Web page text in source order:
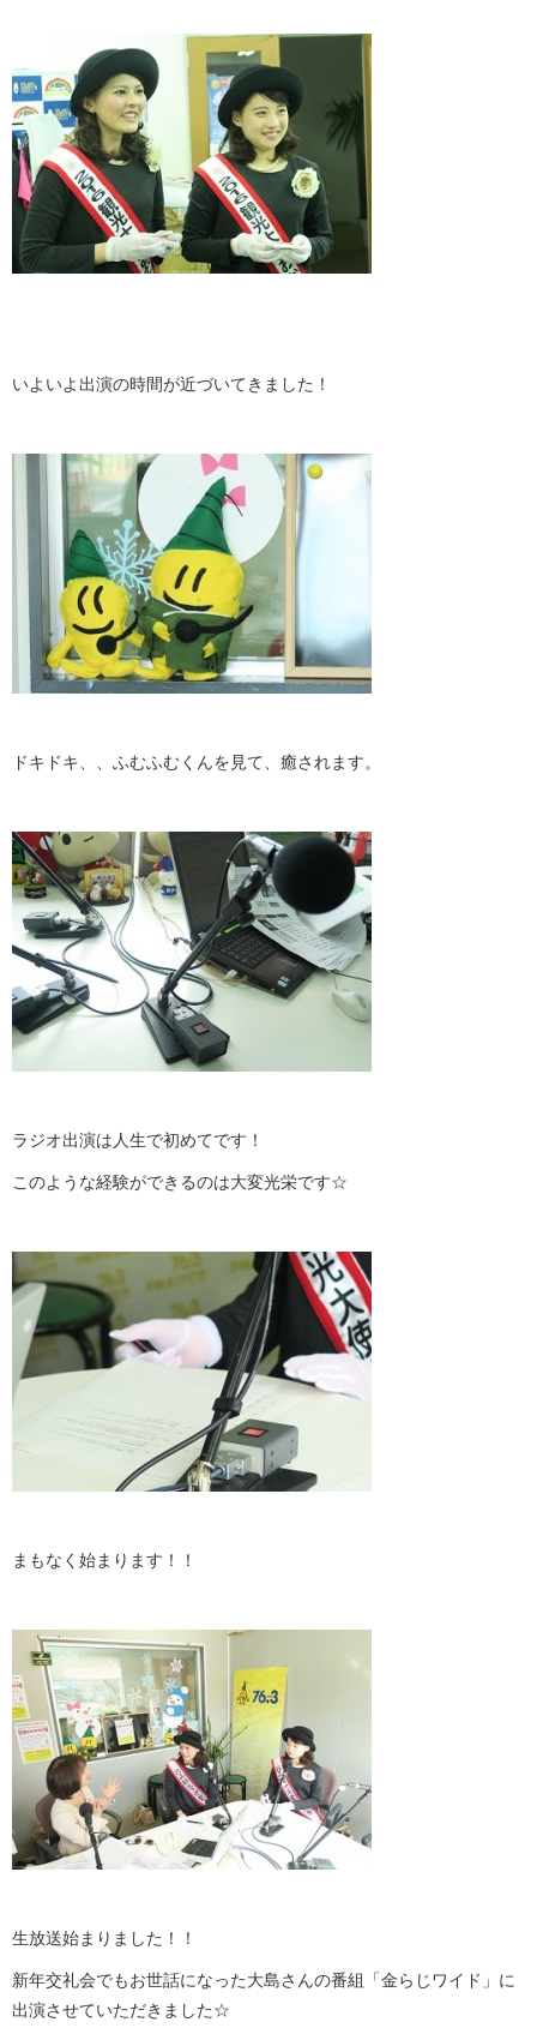
いよいよ出演の時間が近づいてきました！
ドキドキ、、ふむふむくんを見て、癒されます。
ラジオ出演は人生で初めてです！
このような経験ができるのは大変光栄です☆
まもなく始まります！！
生放送始まりました！！
新年交礼会でもお世話になった大島さんの番組「金らじワイド」に
出演させていただきました☆